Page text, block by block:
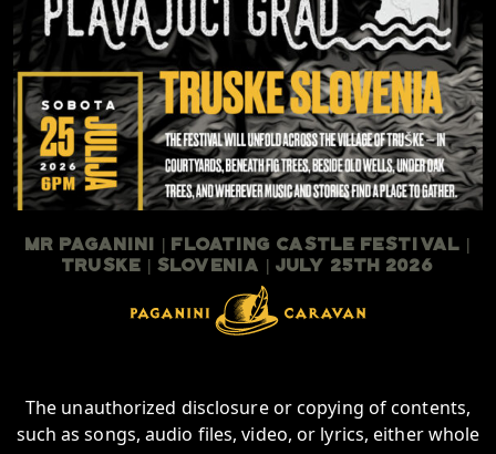
Mr Paganini | Floating Castle Festival |
TruSKE | Slovenia | July 25th 2026
The unauthorized disclosure or copying of contents,
such as songs, audio files, video, or lyrics, either whole